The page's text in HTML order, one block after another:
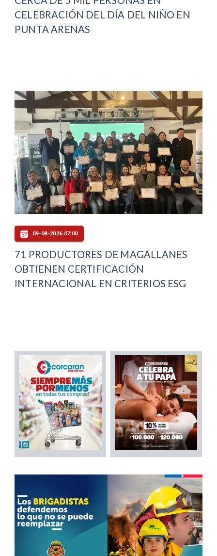
CELEBRACIÓN DEL DÍA DEL NIÑO EN
PUNTA ARENAS
09-08-2026 07:00
71 PRODUCTORES DE MAGALLANES
OBTIENEN CERTIFICACIÓN
INTERNACIONAL EN CRITERIOS ESG